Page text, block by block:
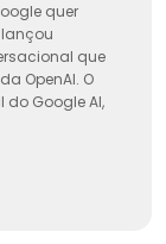
quer
lançou
que
OpenAI. O
Google AI,